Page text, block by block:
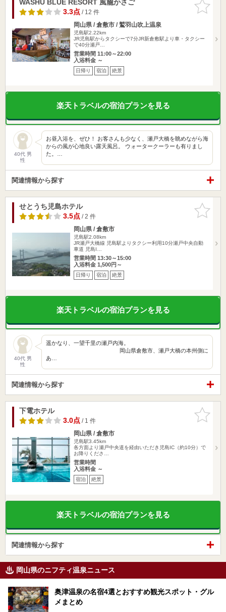
お気に入
りに追加
WASHU BLUE RESORT 風籠かさご
3.3点/ 12 件
岡山県 / 倉敷市 / 鷲羽山吹上温泉
児島駅2.22km
JR児島駅からタクシーで7分JR新倉敷駅より車・タクシー
で40分瀬戸…
営業時間 11:00～22:00
入浴料金 ～
日帰り 宿泊 絶景
楽天トラベルの宿泊プランを見る
40代 男
性
お昼入浴を、ぜひ！ お客さんも少なく、瀬戸大橋を眺めながら海
からの風が心地良い露天風呂。 ウォータークーラーも有りまし
た。…
関連情報から探す
お気に入
りに追加
せとうち児島ホテル
3.5点/ 2 件
岡山県 / 倉敷市
児島駅2.08km
JR瀬戸大橋線 児島駅よりタクシー利用10分瀬戸中央自動
車道 児島I…
営業時間 13:30～15:00
入浴料金 1,500円～
日帰り 宿泊 絶景
楽天トラベルの宿泊プランを見る
40代 男
性
遥かなり、一望千里の瀬戸内海。
岡山県倉敷市、瀬戸大橋の本州側に
あ…
関連情報から探す
お気に入
りに追加
下電ホテル
3.0点/ 1 件
岡山県 / 倉敷市
児島駅3.45km
各方面より瀬戸中央道を経由いただき児島IC（約10分）で
お降りくださ…
営業時間
入浴料金 ～
宿泊 絶景
楽天トラベルの宿泊プランを見る
関連情報から探す
岡山県のニフティ温泉ニュース
奥津温泉の名宿4選とおすすめ観光スポット・グル
メまとめ